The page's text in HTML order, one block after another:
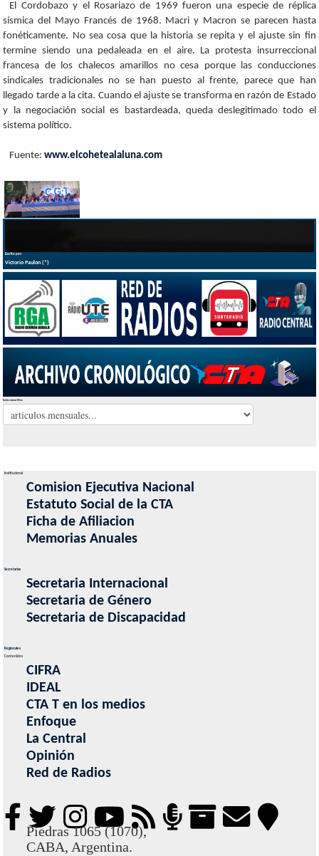
El Cordobazo y el Rosariazo de 1969 fueron una especie de réplica
sísmica del Mayo Francés de 1968. Macri y Macron se parecen hasta
fonéticamente. No sea cosa que la historia se repita y el ajuste sin fin
termine siendo una pedaleada en el aire. La protesta insurreccional
francesa de los chalecos amarillos no cesa porque las conducciones
sindicales tradicionales no se han puesto al frente, parece que han
llegado tarde a la cita. Cuando el ajuste se transforma en razón de Estado
y la negociación social es bastardeada, queda deslegitimado todo el
sistema político.
Fuente:www.elcohetealaluna.com
Escrito por:
Victorio Paulon (*)
Seleccionar Mes
Institucional
Comision Ejecutiva Nacional
Estatuto Social de la CTA
Ficha de Afiliacion
Memorias Anuales
Secretarias
Secretaria Internacional
Secretaria de Género
Secretaria de Discapacidad
Regionales
Contenidos
CIFRA
IDEAL
CTA T en los medios
Enfoque
La Central
Opinión
Red de Radios
Piedras 1065 (1070),
CABA, Argentina.